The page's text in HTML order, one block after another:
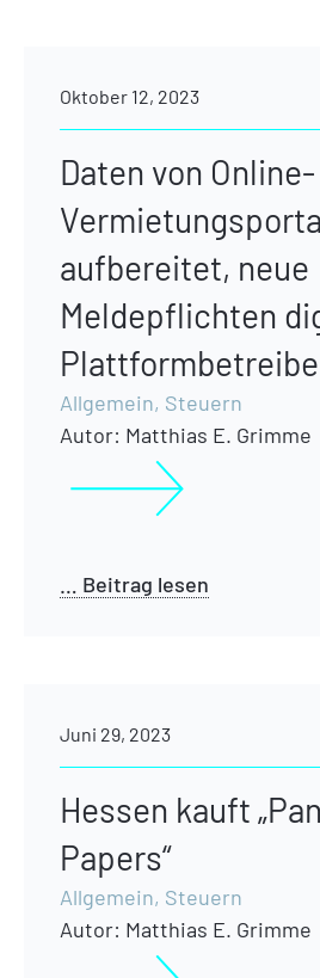
Oktober 12, 2023
Daten von Online-
aufbereitet, neue
Meldepflichten
Allgemein, Steuern
Autor: Matthias E. Grimme
… Beitrag lesen
Juni 29, 2023
Hessen kauft
Papers“
Allgemein, Steuern
Autor: Matthias E. Grimme